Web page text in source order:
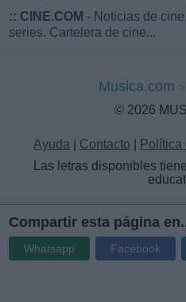
:: CINE.COM - Noticias de
series. Cartelera de cine...
Musica.com
© 2026
Ayuda Contacto
Política
Las letras disponibles
Compartir esta página
Whatsapp Facebook